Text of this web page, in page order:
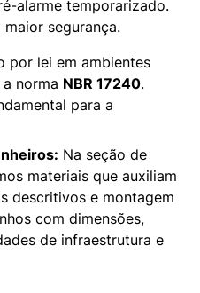
alarme temporarizado.
maior segurança.
por lei em ambientes
norma NBR 17240.
para a
Na seção de
materiais que auxiliam
descritivos e montagem
com dimensões,
de infraestrutura e